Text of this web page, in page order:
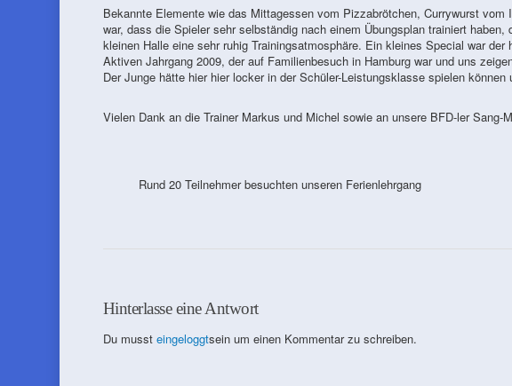
Bekannte Elemente wie das Mittagessen vom Pizzabrötchen, Currywurst
war, dass die Spieler sehr selbständig nach einem Übungsplan trainiert
kleinen Halle eine sehr ruhig Trainingsatmosphäre. Ein kleines Special war
Aktiven Jahrgang 2009, der auf Familienbesuch in Hamburg war und uns
Der Junge hätte hier hier locker in der Schüler-Leistungsklasse spielen
Vielen Dank an die Trainer Markus und Michel sowie an unsere BFD-ler Sang-
Rund 20 Teilnehmer besuchten unseren Ferienlehrgang
Hinterlasse eine Antwort
Du musst eingeloggtsein um einen Kommentar zu schreiben.